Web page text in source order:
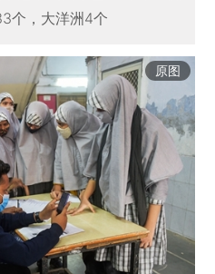
个，大洋洲4个
原图